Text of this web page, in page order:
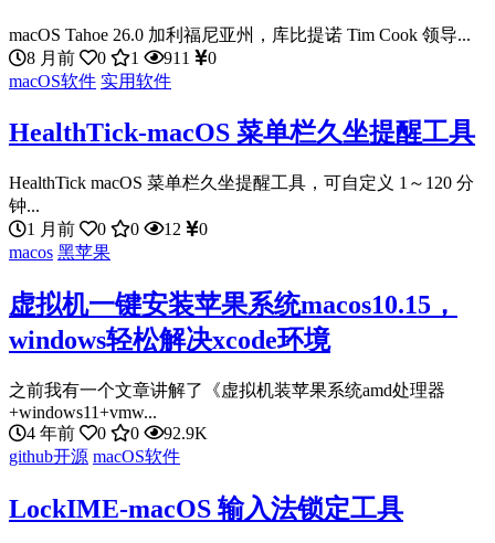
macOS Tahoe 26.0 加利福尼亚州，库比提诺 Tim Cook 领导...
8 月前
0 1 911
0
macOS软件 实用软件
HealthTick-macOS 菜单栏久坐提醒工具
HealthTick macOS 菜单栏久坐提醒工具，可自定义 1～120 分
钟...
1 月前
0 0 12
0
macos 黑苹果
虚拟机一键安装苹果系统macos10.15，
windows轻松解决xcode环境
之前我有一个文章讲解了《虚拟机装苹果系统amd处理器
+windows11+vmw...
4 年前
0 0
92.9K
github开源 macOS软件
LockIME-macOS 输入法锁定工具